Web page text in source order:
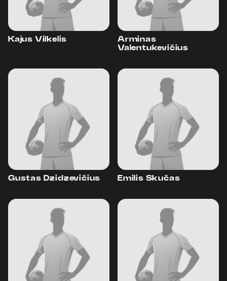
Kajus Vilkelis
Arminas
Valentukevičius
Gustas Dzidzevičius Emilis Skučas